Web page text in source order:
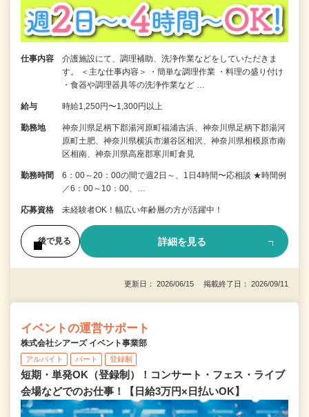
仕事内容
介護施設にて、調理補助、洗浄作業などをしていただきま
す。 ＜主な仕事内容＞ ・簡単な調理作業 ・料理の盛り付け
・食器や調理器具等の洗浄作業など …
給与 時給1,250円〜1,300円以上
勤務地
神奈川県足柄下郡湯河原町福浦吉浜、神奈川県足柄下郡湯河
原町土肥、神奈川県横浜市瀬谷区相沢、神奈川県相模原市南
区相南、神奈川県高座郡寒川町倉見
勤務時間
6：00～20：00の間で週2日～、1日4時間〜応相談 ★時間例
／6：00～10：00、…
応募資格 未経験者OK！幅広い年齢層の方が活躍中！
後で見る 詳細を見る
更新日： 2026/06/15 掲載終了日： 2026/09/11
イベントの運営サポート
株式会社シアーズ イベント事業部
アルバイト パート 登録制
短期・単発OK（登録制）！コンサート・フェス・ライブ
会場などでのお仕事！【日給3万円×日払いOK】